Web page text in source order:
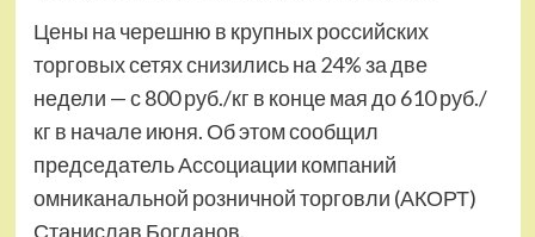
Цены на черешню в крупных российских
торговых сетях снизились на 24% за две
недели — с 800 руб./кг в конце мая до 610 руб./
кг в начале июня. Об этом сообщил
председатель Ассоциации компаний
омниканальной розничной торговли (АКОРТ)
Станислав Богданов.